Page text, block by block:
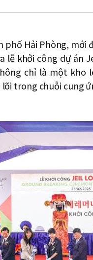
Hải Phòng, mới
lễ khởi công dự án
chỉ là một
trong chuỗi cung